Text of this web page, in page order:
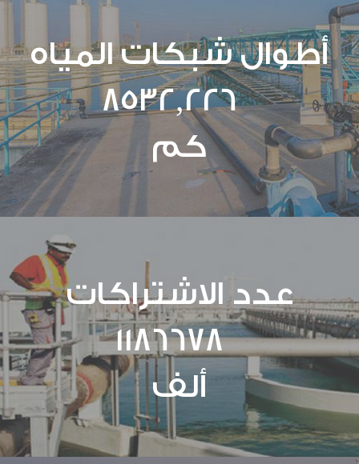
أطوال شبكات المياه
8532,226
كم
عدد الاشتراكات
1186678
ألف